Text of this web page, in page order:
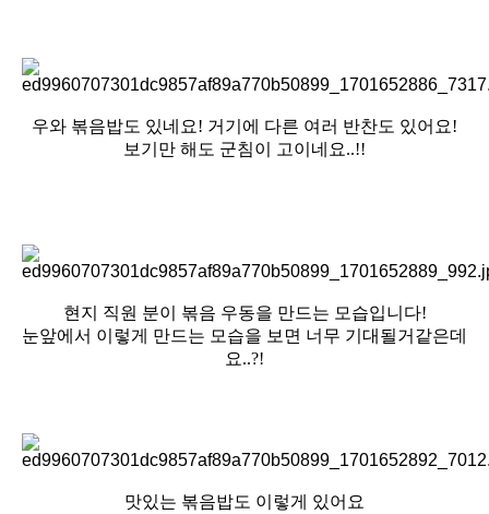
우와 볶음밥도 있네요! 거기에 다른 여러 반찬도 있어요!
보기만 해도 군침이 고이네요..!!
현지 직원 분이 볶음 우동을 만드는 모습입니다!
눈앞에서 이렇게 만드는 모습을 보면 너무 기대될거같은데
요..?!
맛있는 볶음밥도 이렇게 있어요